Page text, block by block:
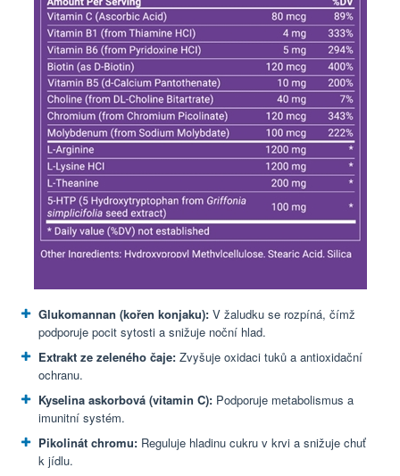
Glukomannan (kořen konjaku): V žaludku se rozpíná, čímž
podporuje pocit sytosti a snižuje noční hlad.
Extrakt ze zeleného čaje: Zvyšuje oxidaci tuků a antioxidační
ochranu.
Kyselina askorbová (vitamin C): Podporuje metabolismus a
imunitní systém.
Pikolinát chromu: Reguluje hladinu cukru v krvi a snižuje chuť
k jídlu.